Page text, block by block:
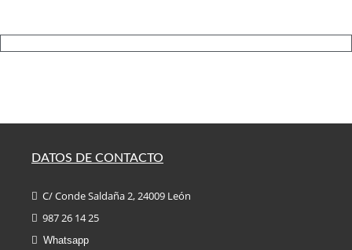
DATOS DE CONTACTO
C/ Conde Saldaña 2, 24009 León
987 26 14 25
Whatsapp